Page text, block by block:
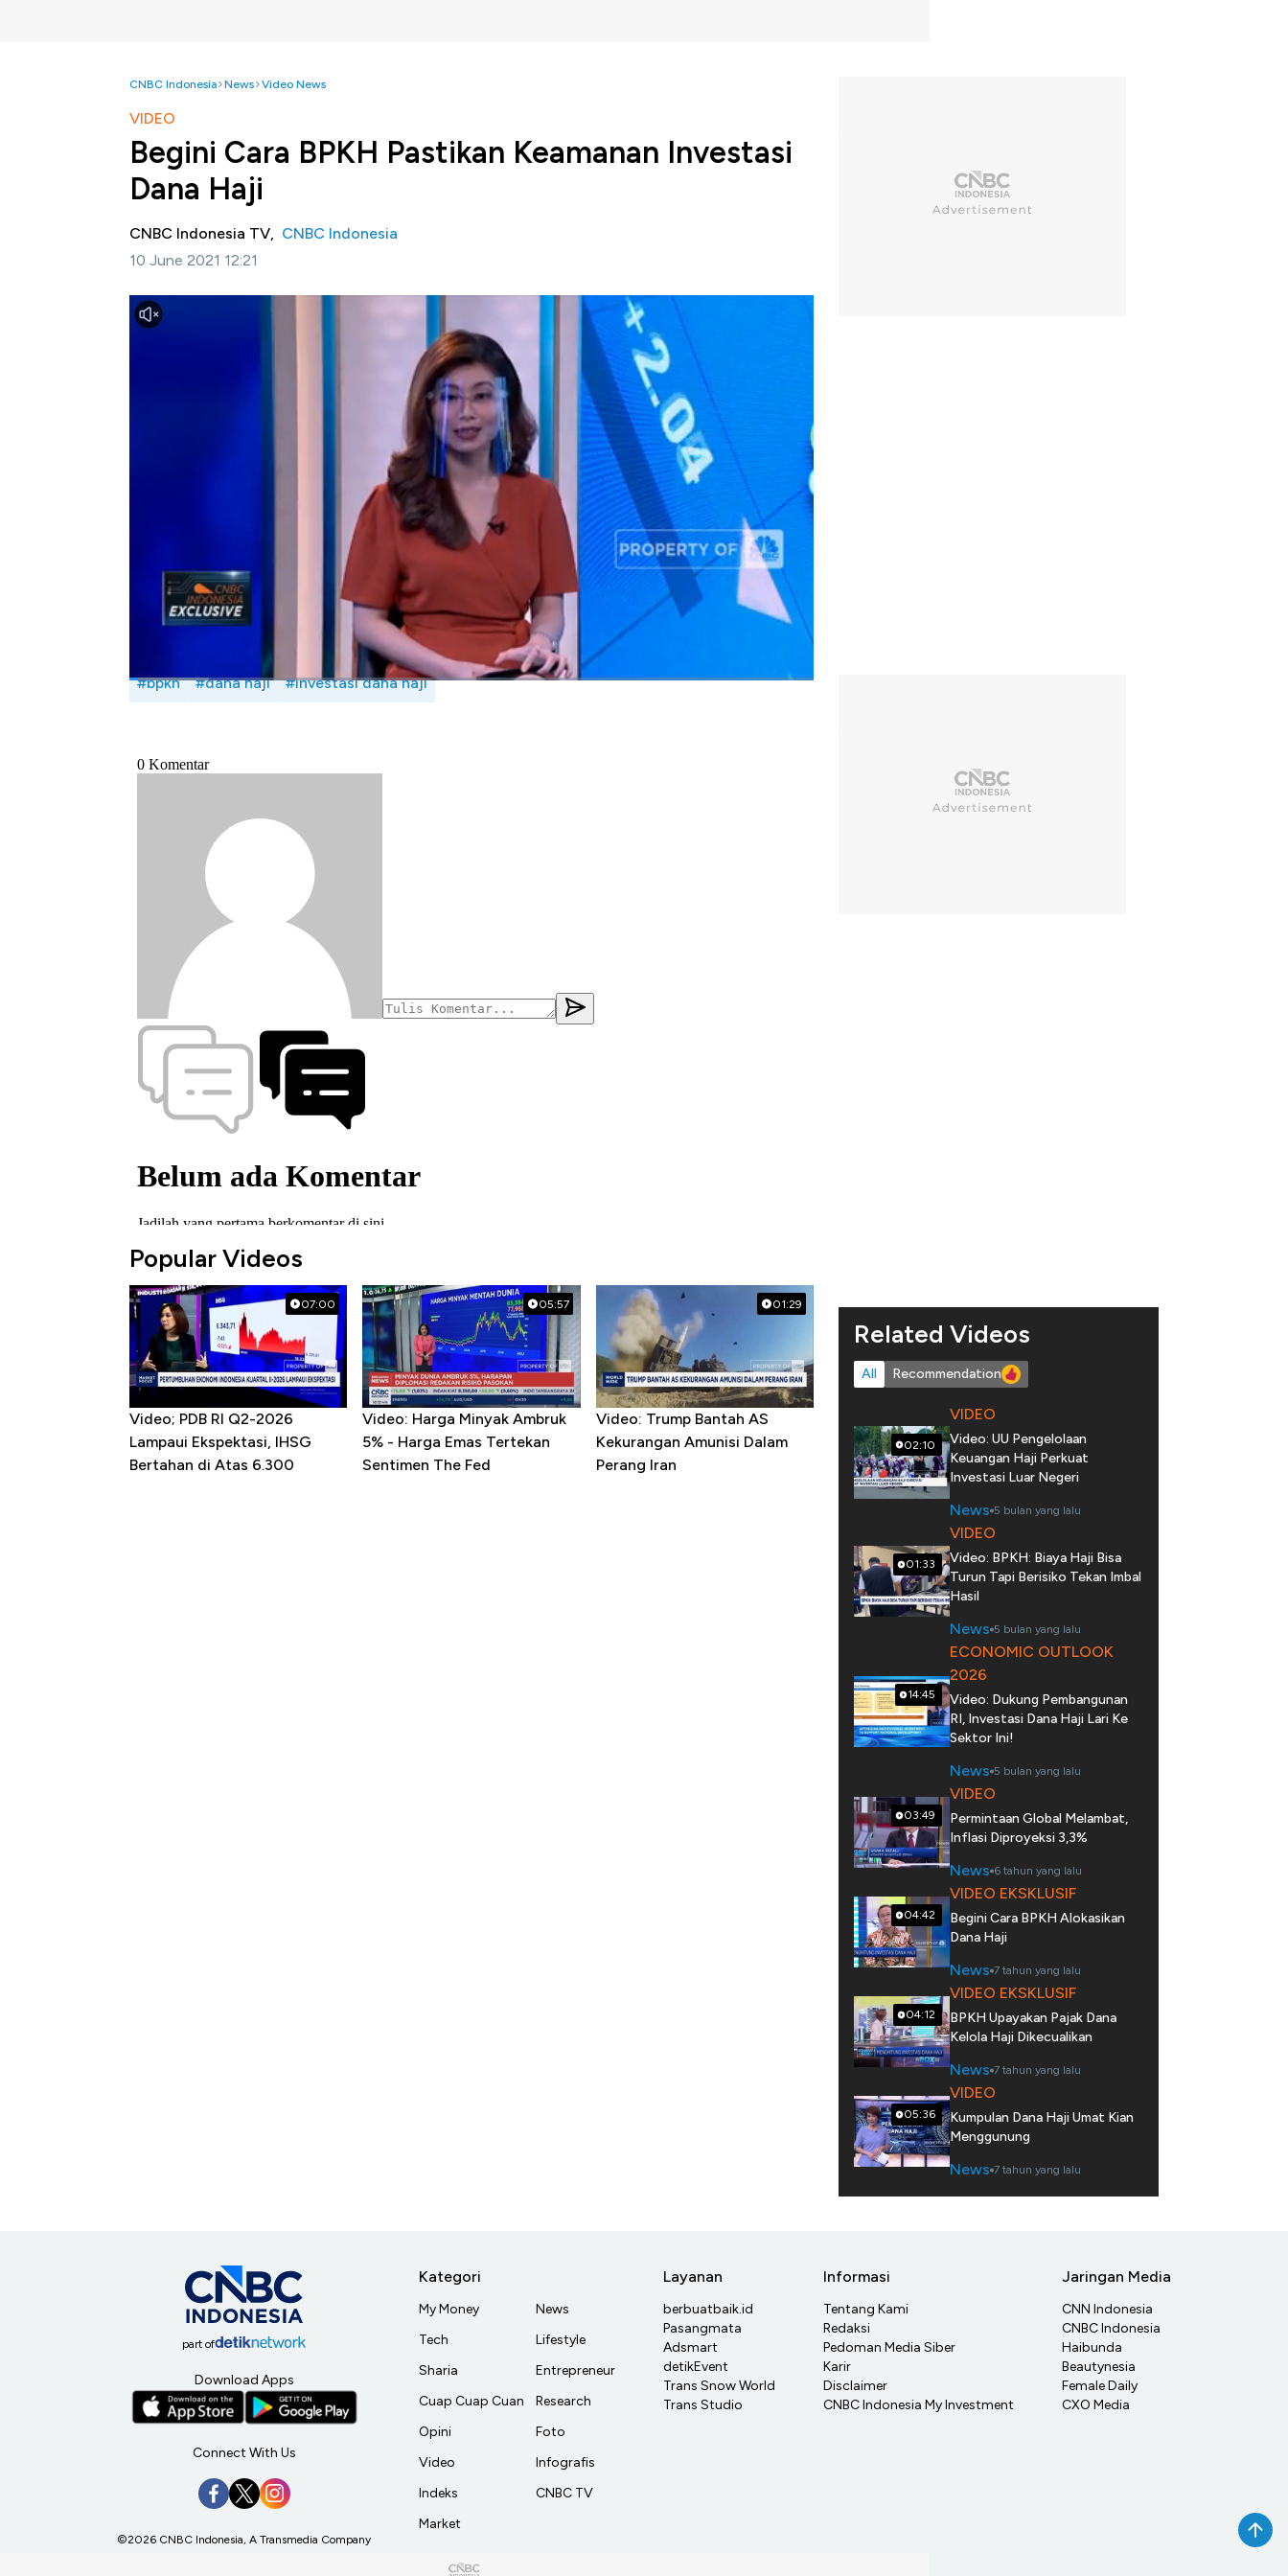
CNBC Indonesia News Video News
VIDEO
Begini Cara BPKH Pastikan Keamanan Investasi
Dana Haji
CNBC Indonesia TV, CNBC Indonesia
10 June 2021 12:21
Jakarta, CNBC Indonesia-
Badan Pengelola Keuangan Haji (BPKH) memastikan Rp 150 triliun dana
haji yang dikelola BPKH tetap aman. Anggota Badan Pelaksana BPKH, Beny Witjaksono
menyampaikan bahwa dana haji diinvestasikan dengan strategi yang mempertimbangkan risiko
maupun imbal hasil dengan prinsip syariah, penuh kehati-hatian serta memiliki nilai manfaat dan
BPKH memiliki 4 pilihan instrumen investasi dana haji yaitu penempatan dana di Bank Syariah sebesar
30%, investasi langsung dan emas serta Surat Berharga Syariah Negara.
Seperti apa pengelolaan dana haji di BPKH?
Selengkapnya simak dialog Monica Chua dengan
Anggota Badan Pelaksana BPKH, Beny Witjaksono di Profit,
CNBC Indonesia (Kamis, 10/06/2021)
Bagikan:
#bpkh #dana haji #investasi dana haji
Popular Videos
07:00
Video; PDB RI Q2-2026
Lampaui Ekspektasi, IHSG
Bertahan di Atas 6.300
05:57
Video: Harga Minyak Ambruk
5% - Harga Emas Tertekan
Sentimen The Fed
01:29
Video: Trump Bantah AS
Kekurangan Amunisi Dalam
Perang Iran
Related Videos
All Recommendation
02:10
VIDEO
Video: UU Pengelolaan
Keuangan Haji Perkuat
Investasi Luar Negeri
News 5 bulan yang lalu
01:33
VIDEO
Video: BPKH: Biaya Haji Bisa
Turun Tapi Berisiko Tekan Imbal
Hasil
News 5 bulan yang lalu
14:45
ECONOMIC OUTLOOK
2026
Video: Dukung Pembangunan
RI, Investasi Dana Haji Lari Ke
Sektor Ini!
News 5 bulan yang lalu
03:49
VIDEO
Permintaan Global Melambat,
Inflasi Diproyeksi 3,3%
News 6 tahun yang lalu
04:42
VIDEO EKSKLUSIF
Begini Cara BPKH Alokasikan
Dana Haji
News 7 tahun yang lalu
04:12
VIDEO EKSKLUSIF
BPKH Upayakan Pajak Dana
Kelola Haji Dikecualikan
News 7 tahun yang lalu
05:36
VIDEO
Kumpulan Dana Haji Umat Kian
Menggunung
News 7 tahun yang lalu
part of
Download Apps
Connect With Us
©2026 CNBC Indonesia, A Transmedia Company
Kategori
My Money
Tech
Sharia
Cuap Cuap Cuan
Opini
Video
Indeks
Market
News
Lifestyle
Entrepreneur
Research
Foto
Infografis
CNBC TV
Layanan
berbuatbaik.id
Pasangmata
Adsmart
detikEvent
Trans Snow World
Trans Studio
Informasi
Tentang Kami
Redaksi
Pedoman Media Siber
Karir
Disclaimer
CNBC Indonesia My Investment
Jaringan Media
CNN Indonesia
CNBC Indonesia
Haibunda
Beautynesia
Female Daily
CXO Media